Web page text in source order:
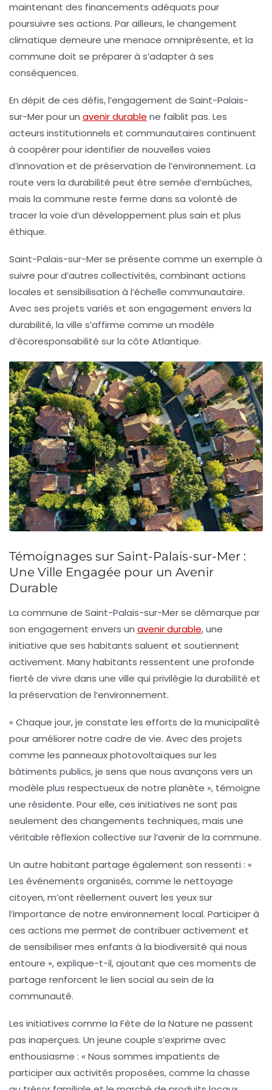
maintenant des financements adéquats pour
poursuivre ses actions. Par ailleurs, le changement
climatique demeure une menace omniprésente, et la
commune doit se préparer à s’adapter à ses
conséquences.
En dépit de ces défis, l’engagement de Saint-Palais-
sur-Mer pour un avenir durable ne faiblit pas. Les
acteurs institutionnels et communautaires continuent
à coopérer pour identifier de nouvelles voies
d’innovation et de préservation de l’environnement. La
route vers la durabilité peut être semée d’embûches,
mais la commune reste ferme dans sa volonté de
tracer la voie d’un développement plus sain et plus
éthique.
Saint-Palais-sur-Mer se présente comme un exemple à
suivre pour d’autres collectivités, combinant actions
locales et sensibilisation à l’échelle communautaire.
Avec ses projets variés et son engagement envers la
durabilité, la ville s’affirme comme un modèle
d’écoresponsabilité sur la côte Atlantique.
Témoignages sur Saint-Palais-sur-Mer :
Une Ville Engagée pour un Avenir
Durable
La commune de Saint-Palais-sur-Merse démarque par
son engagement envers un avenir durable, une
initiative que ses habitants saluent et soutiennent
activement. Many habitants ressentent une profonde
fierté de vivre dans une ville qui privilégie la durabilité et
la préservation de l’environnement.
« Chaque jour, je constate les efforts de la municipalité
pour améliorer notre cadre de vie. Avec des projets
comme les panneaux photovoltaïques sur les
bâtiments publics, je sens que nous avançons vers un
modèle plus respectueux de notre planète », témoigne
une résidente. Pour elle, ces initiatives ne sont pas
seulement des changements techniques, mais une
véritable réflexion collective sur l’avenir de la commune.
Un autre habitant partage également son ressenti : «
Les événements organisés, comme le nettoyage
citoyen, m’ont réellement ouvert les yeux sur
l’importance de notre environnement local. Participer à
ces actions me permet de contribuer activement et
de sensibiliser mes enfants à la biodiversité qui nous
entoure », explique-t-il, ajoutant que ces moments de
partage renforcent le lien social au sein de la
communauté.
Les initiatives comme la Fête de la Nature ne passent
pas inaperçues. Un jeune couple s’exprime avec
enthousiasme : « Nous sommes impatients de
participer aux activités proposées, comme la chasse